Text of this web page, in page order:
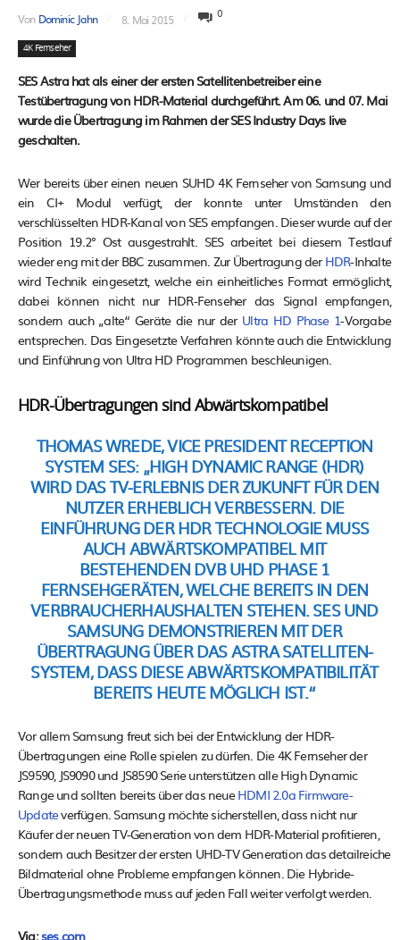
Von Dominic Jahn 8. Mai 2015 0
4K Fernseher
SES Astra hat als einer der ersten Satellitenbetreiber eine
Testübertragung von HDR-Material durchgeführt. Am 06. und 07. Mai
wurde die Übertragung im Rahmen der SES Industry Days live
geschalten.
Wer bereits über einen neuen SUHD 4K Fernseher von Samsung und
ein CI+ Modul verfügt, der konnte unter Umständen den
verschlüsselten HDR-Kanal von SES empfangen. Dieser wurde auf der
Position 19.2° Ost ausgestrahlt. SES arbeitet bei diesem Testlauf
wieder eng mit der BBC zusammen. Zur Übertragung der HDR-Inhalte
wird Technik eingesetzt, welche ein einheitliches Format ermöglicht,
dabei können nicht nur HDR-Fenseher das Signal empfangen,
sondern auch „alte“ Geräte die nur der Ultra HD Phase 1-Vorgabe
entsprechen. Das Eingesetzte Verfahren könnte auch die Entwicklung
und Einführung von Ultra HD Programmen beschleunigen.
HDR-Übertragungen sind Abwärtskompatibel
THOMAS WREDE, VICE PRESIDENT RECEPTION
SYSTEM SES:„HIGH DYNAMIC RANGE (HDR)
WIRD DAS TV-ERLEBNIS DER ZUKUNFT FÜR DEN
NUTZER ERHEBLICH VERBESSERN. DIE
EINFÜHRUNG DER HDR TECHNOLOGIE MUSS
AUCH ABWÄRTSKOMPATIBEL MIT
BESTEHENDEN DVB UHD PHASE 1
FERNSEHGERÄTEN, WELCHE BEREITS IN DEN
VERBRAUCHERHAUSHALTEN STEHEN. SES UND
SAMSUNG DEMONSTRIEREN MIT DER
ÜBERTRAGUNG ÜBER DAS ASTRA SATELLITEN-
SYSTEM, DASS DIESE ABWÄRTSKOMPATIBILITÄT
BEREITS HEUTE MÖGLICH IST.“
Vor allem Samsung freut sich bei der Entwicklung der HDR-
Übertragungen eine Rolle spielen zu dürfen. Die 4K Fernseher der
JS9590, JS9090 und JS8590 Serie unterstützen alle High Dynamic
Range und sollten bereits über das neueHDMI 2.0a Firmware-
Updateverfügen. Samsung möchte sicherstellen, dass nicht nur
Käufer der neuen TV-Generation von dem HDR-Material profitieren,
sondern auch Besitzer der ersten UHD-TV Generation das detailreiche
Bildmaterial ohne Probleme empfangen können. Die Hybride-
Übertragungsmethode muss auf jeden Fall weiter verfolgt werden.
Via:ses.com